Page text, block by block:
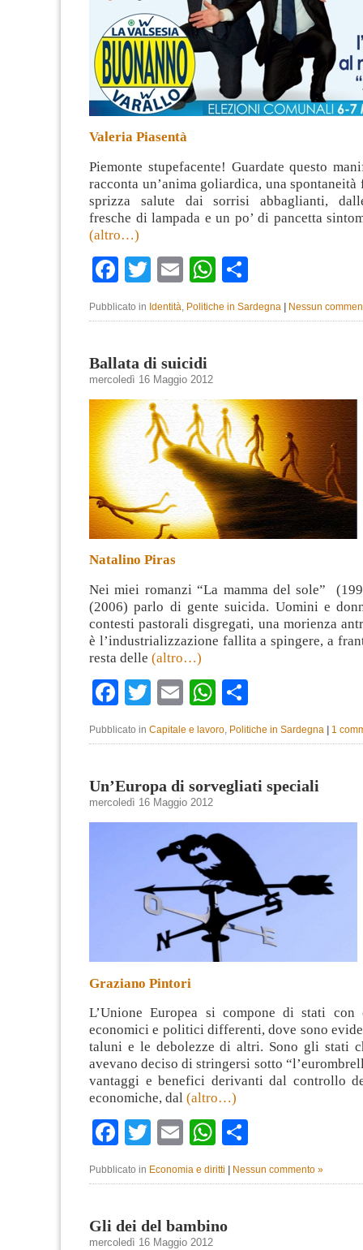
Valeria Piasentà
Piemonte stupefacente! Guardate questo
racconta un’anima goliardica, una spontaneità
sprizza salute dai sorrisi abbaglianti,
fresche di lampada e un po’ di pancetta
(altro…)
Facebook
Twitter
EmailWhatsApp
Pubblicato in Identità Politiche in Sardegna | Nessun
Ballata di suicidi
mercoledì 16 Maggio 2012
Natalino Piras
Nei miei romanzi “La mamma del sole”
(2006) parlo di gente suicida. Uomini e
contesti pastorali disgregati, una morienza
è l’industrializzazione fallita a spingere, a
resta delle (altro…)
Facebook
TwitterEmailWhatsApp
Pubblicato in Capitale e lavoro, Politiche in Sardegna | 1
Un’Europa di sorvegliati speciali
mercoledì 16 Maggio 2012
Graziano Pintori
L’Unione Europea si compone di stati con
economici e politici differenti, dove sono
taluni e le debolezze di altri. Sono gli stati
avevano deciso di stringersi sotto
vantaggi e benefici derivanti dal controllo
economiche, dal (altro…)
Facebook
TwitterEmailWhatsApp
Pubblicato in Economia e diritti Nessun commento »
Gli dei del bambino
mercoledì 16 Maggio 2012